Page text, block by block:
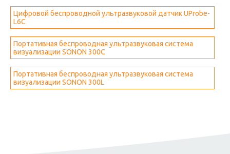
Цифровой беспроводной ультразвуковой датчик UProbe-
L6C
Портативная беспроводная ультразвуковая система
визуализации SONON 300C
Портативная беспроводная ультразвуковая система
визуализации SONON 300L